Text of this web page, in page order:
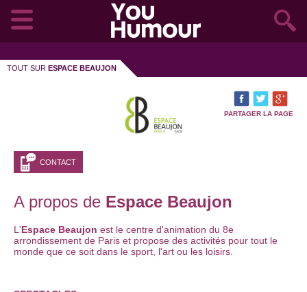
TOUT SUR ESPACE BEAUJON
PARTAGER LA PAGE
CONTACT
A propos de Espace Beaujon
L'Espace Beaujon est le centre d'animation du 8e
arrondissement de Paris et propose des activités pour tout le
monde que ce soit dans le sport, l'art ou les loisirs.